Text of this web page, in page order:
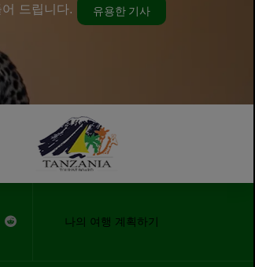
드립니다.
유용한 기사
나의 여행 계획하기